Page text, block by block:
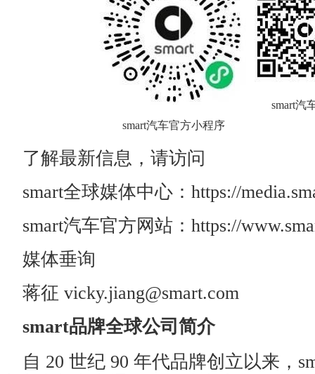
smart汽车官方小程序
smart汽
了解最新信息，请访问
smart全球媒体中心：https://
smart汽车官方网站：https://
媒体垂询
蒋征 vicky.jiang@smart.com
smart品牌全球公司简介
自 20 世纪 90 年代品牌创立以来，